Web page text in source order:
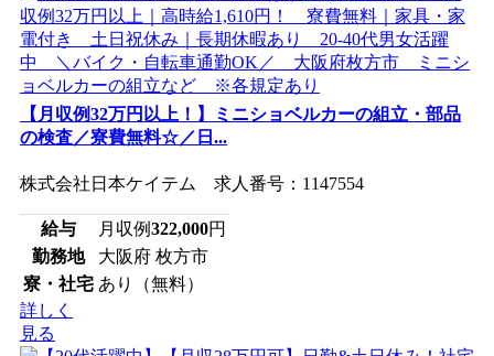
【月収例32万円以上！】ミニショベルカーの組立・部品
の検査／寮費無料☆／日...
株式会社日本ケイテム 求人番号：1147554
給与 月収例322,000円
勤務地
大阪府 枚方市
寮・社宅 あり（無料）
詳しく
見る